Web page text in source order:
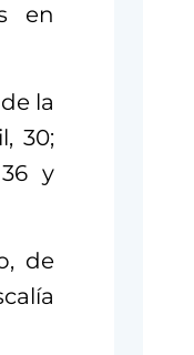
en
la
30;
y
de